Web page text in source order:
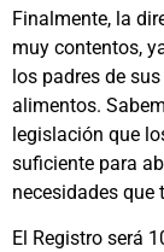
Finalmente, la
muy contentos,
los padres de
alimentos.
legislación que
suficiente para
necesidades que
El Registro será